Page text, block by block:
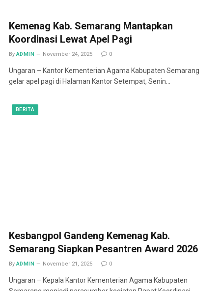
Kemenag Kab. Semarang Mantapkan
Koordinasi Lewat Apel Pagi
By ADMIN November 24, 2025 0
Ungaran – Kantor Kementerian Agama Kabupaten Semarang
gelar apel pagi di Halaman Kantor Setempat, Senin…
BERITA
Kesbangpol Gandeng Kemenag Kab.
Semarang Siapkan Pesantren Award 2026
By ADMIN November 21, 2025 0
Ungaran – Kepala Kantor Kementerian Agama Kabupaten